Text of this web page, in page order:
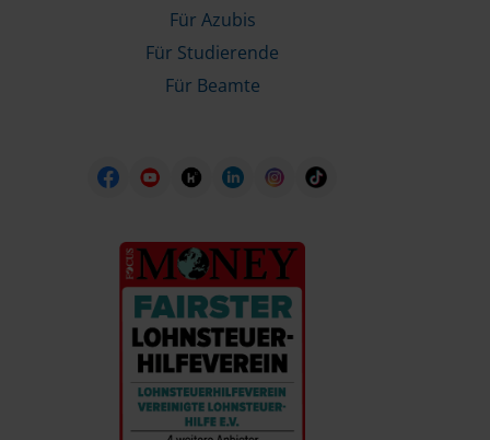
Für Azubis
Für Studierende
Für Beamte